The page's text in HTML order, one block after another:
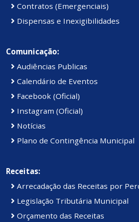
Contratos (Emergenciais)
Dispensas e Inexigibilidades
Comunicação:
Audiências Publicas
Calendário de Eventos
Facebook (Oficial)
Instagram (Oficial)
Notícias
Plano de Contingência Municipal
Receitas:
Arrecadação das Receitas por
Legislação Tributária Municipal
Orçamento das Receitas